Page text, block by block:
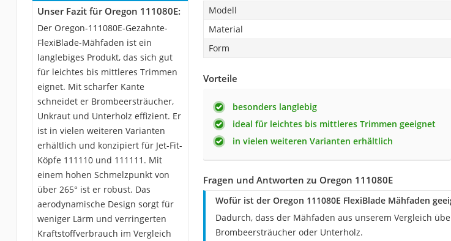
Unser Fazit für Oregon 111080E:
Der Oregon-111080E-Gezahnte-
FlexiBlade-Mähfaden ist ein
langlebiges Produkt, das sich gut
für leichtes bis mittleres Trimmen
eignet. Mit scharfer Kante
schneidet er Brombeersträucher,
Unkraut und Unterholz effizient. Er
ist in vielen weiteren Varianten
erhältlich und konzipiert für Jet-Fit-
Köpfe 111110 und 111111. Mit
einem hohen Schmelzpunkt von
über 265° ist er robust. Das
aerodynamische Design sorgt für
weniger Lärm und verringerten
Kraftstoffverbrauch im Vergleich
Modell
Material
Form
Vorteile
besonders langlebig
ideal für leichtes bis mittleres Trimmen geeignet
in vielen weiteren Varianten erhältlich
Fragen und Antworten zu Oregon 111080E
Wofür ist der Oregon 111080E FlexiBlade Mähfaden
Dadurch, dass der Mähfaden aus unserem Vergleich
Brombeersträucher oder Unterholz.